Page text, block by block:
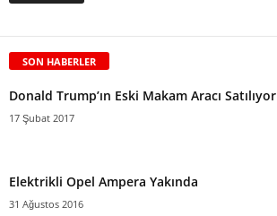
SON HABERLER
Donald Trump’ın Eski Makam Aracı Satılıyor
17 Şubat 2017
Elektrikli Opel Ampera Yakında
31 Ağustos 2016